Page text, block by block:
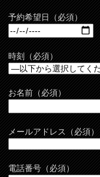
予約希望日（必須）
時刻（必須）
お名前（必須）
メールアドレス（必須）
電話番号（必須）